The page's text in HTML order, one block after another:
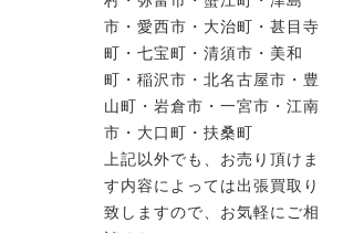
市・愛西市・大治町・甚目寺
町・七宝町・清須市・美和
町・稲沢市・北名古屋市・豊
山町・岩倉市・一宮市・江南
市・大口町・扶桑町
上記以外でも、お売り頂けま
す内容によっては出張買取り
致しますので、お気軽にご相